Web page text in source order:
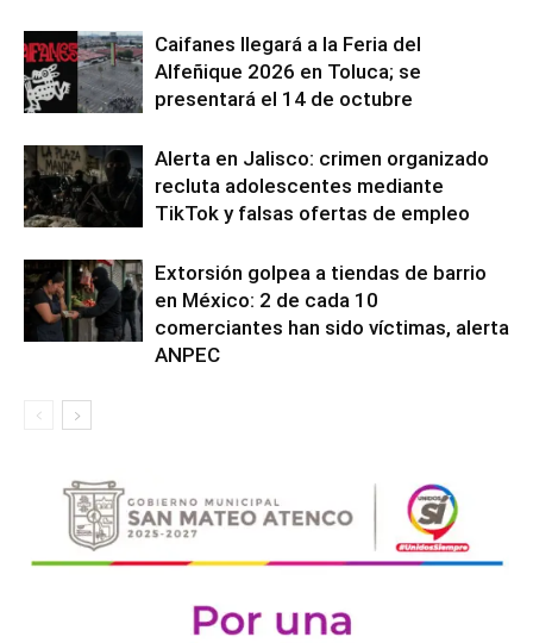
Caifanes llegará a la Feria del
Alfeñique 2026 en Toluca; se
presentará el 14 de octubre
Alerta en Jalisco: crimen organizado
recluta adolescentes mediante
TikTok y falsas ofertas de empleo
Extorsión golpea a tiendas de barrio
en México: 2 de cada 10
comerciantes han sido víctimas, alerta
ANPEC